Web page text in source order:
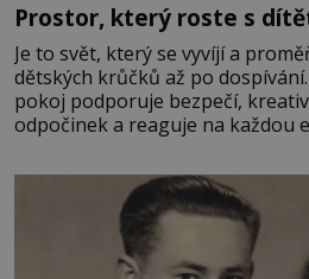
Prostor, který roste s
Je to svět, který se vyvíjí a
dětských krůčků až po
pokoj podporuje bezpečí,
odpočinek a reaguje na každou
měkkost a bezpečí, proto by
především klidně a útulně.